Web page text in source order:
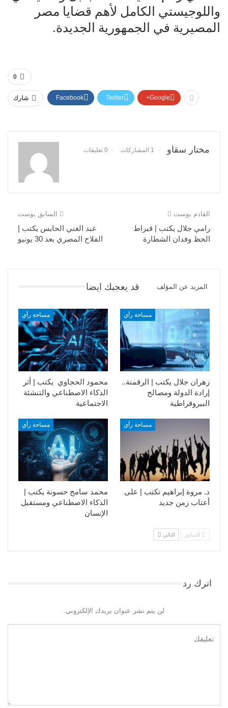
واللوجيستي الكامل لأهم قضايا مصر
المصيرية في الجمهورية الجديدة.
0
شارك Facebook Twitter Google+
مختار سقاو 1 المشاركات 0 تعليقات
السابق بوست
عبد الغني الحايس يكتب |
الفلاح المصري بعد 30 يونيو
القادم بوست
رامي جلال يكتب | قيراط
الحظ وفدان الشطارة
قد يعجبك ايضا المزيد عن المؤلف
مساحة رأي
محمود الحجاوي يكتب | أثر
الذكاء الاصطناعي والتنشئة
الاجتماعية
مساحة رأي
زهران جلال يكتب | الرقمنة..
إرادة الدولة ومصالح
البيروقراطية
مساحة رأي
محمد سامح حسونة يكتب |
الذكاء الاصطناعي ومستقبل
الإنسان
مساحة رأي
د. مروة إبراهيم تكتب | على
أعتاب زمن جديد
السابق التالي
اترك رد
لن يتم نشر عنوان بريدك الإلكتروني.